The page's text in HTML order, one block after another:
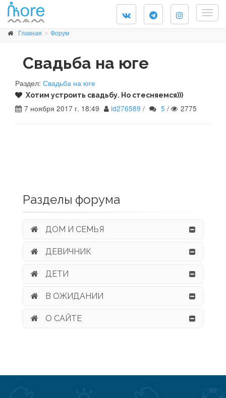
Главная Форум
Свадьба на юге
Раздел: Свадьба на юге
Хотим устроить свадьбу. Но стесняемся)))
7 ноября 2017 г. 18:49 id276589 / 5 / 2775
Разделы форума
ДОМ И СЕМЬЯ
ДЕВИЧНИК
ДЕТИ
В ОЖИДАНИИ
О САЙТЕ